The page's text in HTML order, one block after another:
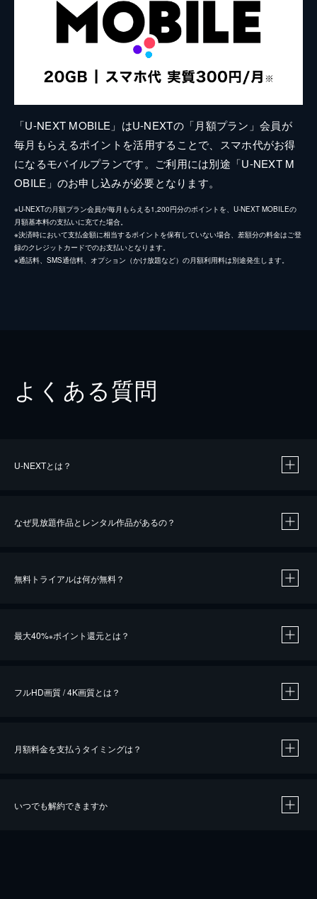
「U-NEXT MOBILE」はU-NEXTの「月額プラン」会員が
毎月もらえるポイントを活用することで、スマホ代がお得
になるモバイルプランです。ご利用には別途「U-NEXT M
OBILE」のお申し込みが必要となります。
※U-NEXTの月額プラン会員が毎月もらえる1,200円分のポイントを、U-NEXT MOBILEの
月額基本料の支払いに充てた場合。
※決済時において支払金額に相当するポイントを保有していない場合、差額分の料金はご登
録のクレジットカードでのお支払いとなります。
※通話料、SMS通信料、オプション（かけ放題など）の月額利用料は別途発生します。
よくある質問
U-NEXTとは？
なぜ見放題作品とレンタル作品があるの？
無料トライアルは何が無料？
最大40%※ポイント還元とは？
※40％ポイント還元の対象は、クレジットカード決済による作品の購入 / レンタルです。
フルHD画質 / 4K画質とは？
月額料金を支払うタイミングは？
いつでも解約できますか